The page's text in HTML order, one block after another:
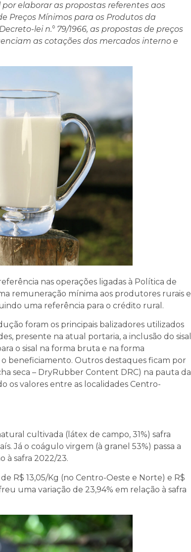
elaborar as propostas referentes aos
Preços Mínimos para os Produtos da
lei n.° 79/1966, as propostas de preços
as cotações dos mercados interno e
nas operações ligadas à Política de
remuneração mínima aos produtores rurais e
uma referência para o crédito rural.
foram os principais balizadores utilizados
presente na atual portaria, a inclusão do sisal
o sisal na forma bruta e na forma
o beneficiamento. Outros destaques ficam por
seca – DryRubber Content DRC) na pauta da
os valores entre as localidades Centro-
cultivada (látex de campo, 31%) safra
Já o coágulo virgem (à granel 53%) passa a
à safra 2022/23.
R$ 13,05/Kg (no Centro-Oeste e Norte) e R$
uma variação de 23,94% em relação à safra